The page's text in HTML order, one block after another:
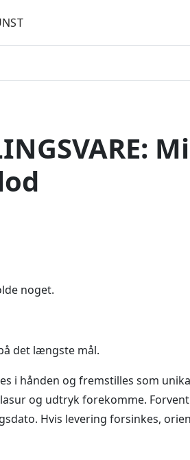
noget.
det længste mål.
i hånden og fremstilles som
og udtryk forekomme.
Hvis levering forsinkes,